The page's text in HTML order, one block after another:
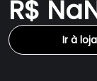
R$
Ir à loja